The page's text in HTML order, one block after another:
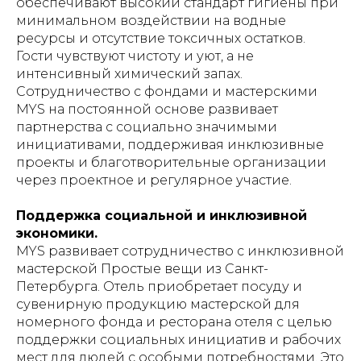
минимальном воздействии на водные
ресурсы и отсутствие токсичных остатков.
Гости чувствуют чистоту и уют, а не
интенсивный химический запах.
Сотрудничество с фондами и мастерскими
MYS на постоянной основе развивает
партнерства с социально значимыми
инициативами, поддерживая инклюзивные
проекты и благотворительные организации
через проектное и регулярное участие.
Поддержка социальной и инклюзивной
экономики.
MYS развивает сотрудничество с инклюзивной
мастерской Простые вещи из Санкт-
Петербурга. Отель приобретает посуду и
сувенирную продукцию мастерской для
номерного фонда и ресторана отеля с целью
поддержки социальных инициатив и рабочих
мест для людей с особыми потребностями. Это